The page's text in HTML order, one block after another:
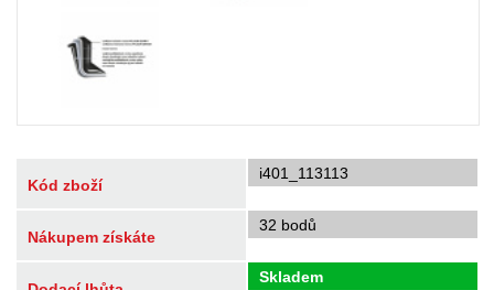
Kód zboží
i401_113113
Nákupem získáte
32 bodů
Skladem